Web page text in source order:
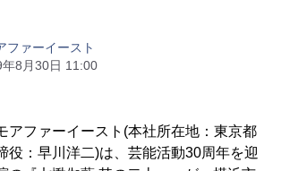
ファーイースト
年8月30日 11:00
アファーイースト(本社所在地：東京都
役：早川洋二)は、芸能活動30周年を迎